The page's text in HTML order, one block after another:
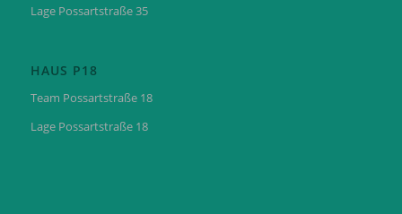
Lage Possartstraße 35
HAUS P18
Team Possartstraße 18
Lage Possartstraße 18